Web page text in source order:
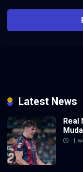
Latest News
Real
1